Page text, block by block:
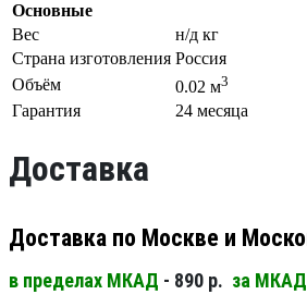
Основные
Вес
н/д кг
Страна изготовления Россия
Объём
0.02 м3
Гарантия 24 месяца
Доставка
Доставка по Москве и
в пределах МКАД - 890 р. за МКАД